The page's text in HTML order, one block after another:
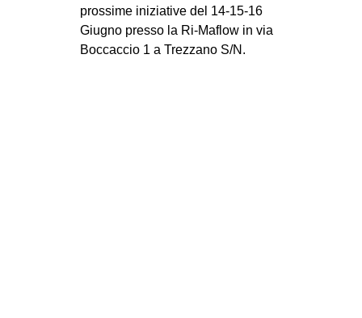
RECENSIONI
INTERNAZIONALE
prossime iniziative del 14-15-16
Giugno presso la Ri-Maflow in via
Boccaccio 1 a Trezzano S/N.